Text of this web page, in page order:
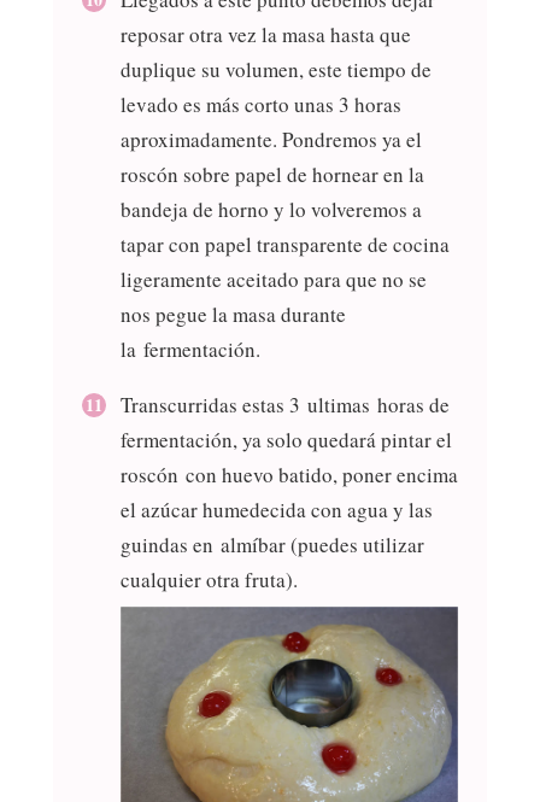
reposar otra vez la masa hasta que
duplique su volumen, este tiempo de
levado es más corto unas 3 horas
aproximadamente. Pondremos ya el
roscón sobre papel de hornear en la
bandeja de horno y lo volveremos a
tapar con papel transparente de cocina
ligeramente aceitado para que no se
nos pegue la masa durante
la fermentación.
Transcurridas estas 3 ultimas horas de
fermentación, ya solo quedará pintar el
roscón con huevo batido, poner encima
el azúcar humedecida con agua y las
guindas en almíbar (puedes utilizar
cualquier otra fruta).